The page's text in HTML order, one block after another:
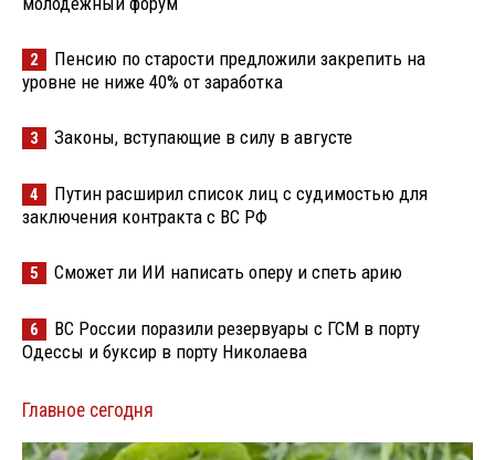
2
Пенсию по старости предложили закрепить на
уровне не ниже 40% от заработка
3 Законы, вступающие в силу в августе
4
Путин расширил список лиц с судимостью для
заключения контракта с ВС РФ
5 Сможет ли ИИ написать оперу и спеть арию
6
ВС России поразили резервуары с ГСМ в порту
Одессы и буксир в порту Николаева
Главное сегодня